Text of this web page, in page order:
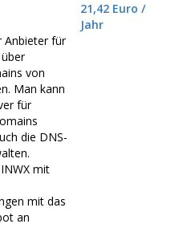
Anbieter für
von
Man kann
für
die DNS-
mit
mit das
an
21,42 Euro /
Jahr